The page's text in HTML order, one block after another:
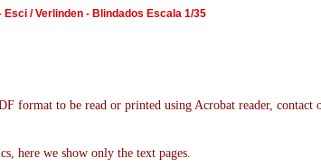
/ Verlinden - Blindados Escala 1/35
format to be read or printed using Acrobat reader, contact
here we show only the text pages.